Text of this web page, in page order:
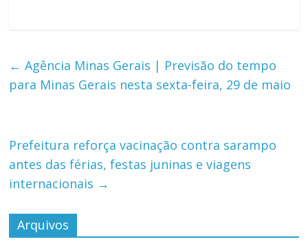
← Agência Minas Gerais | Previsão do tempo
para Minas Gerais nesta sexta-feira, 29 de maio
Prefeitura reforça vacinação contra sarampo
antes das férias, festas juninas e viagens
internacionais →
Arquivos